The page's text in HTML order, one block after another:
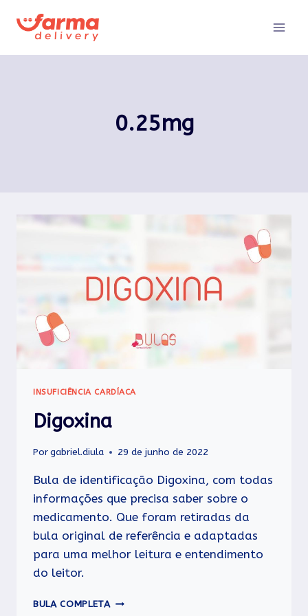
para
0.25mg
INSUFICIÊNCIA CARDÍACA
Digoxina
Porgabriel.diula 29 de junho de 2022
Bula de identificação Digoxina, com todas
informações que precisa saber sobre o
medicamento. Que foram retiradas da
bula original de referência e adaptadas
para uma melhor leitura e entendimento
do leitor.
BULA COMPLETA DIGOXINA